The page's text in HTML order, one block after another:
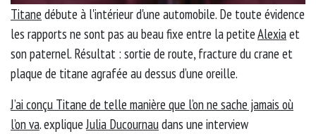
Titane débute à l'intérieur d'une automobile. De toute évidence
les rapports ne sont pas au beau fixe entre la petiteAlexiaet
son paternel. Résultat : sortie de route, fracture du crane et
plaque de titane agrafée au dessus d’une oreille.
J’ai conçu Titane de telle manière que l’on ne sache jamais où
l’on va. expliqueJulia Ducournaudans une interview